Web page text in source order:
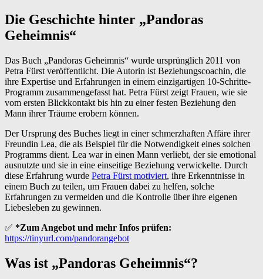
Die Geschichte hinter „Pandoras
Geheimnis“
Das Buch „Pandoras Geheimnis“ wurde ursprünglich 2011 von
Petra Fürst veröffentlicht. Die Autorin ist Beziehungscoachin, die
ihre Expertise und Erfahrungen in einem einzigartigen 10-Schritte-
Programm zusammengefasst hat. Petra Fürst zeigt Frauen, wie sie
vom ersten Blickkontakt bis hin zu einer festen Beziehung den
Mann ihrer Träume erobern können.
Der Ursprung des Buches liegt in einer schmerzhaften Affäre ihrer
Freundin Lea, die als Beispiel für die Notwendigkeit eines solchen
Programms dient. Lea war in einen Mann verliebt, der sie emotional
ausnutzte und sie in eine einseitige Beziehung verwickelte. Durch
diese Erfahrung wurde Petra Fürst motiviert, ihre Erkenntnisse in
einem Buch zu teilen, um Frauen dabei zu helfen, solche
Erfahrungen zu vermeiden und die Kontrolle über ihre eigenen
Liebesleben zu gewinnen.
✅ *Zum Angebot und mehr Infos prüfen:
https://tinyurl.com/pandorangebot
Was ist „Pandoras Geheimnis“?